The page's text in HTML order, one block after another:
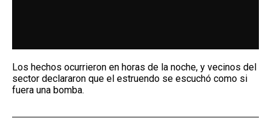
Los hechos ocurrieron en horas de la noche, y vecinos del
sector declararon que el estruendo se escuchó como si
fuera una bomba.